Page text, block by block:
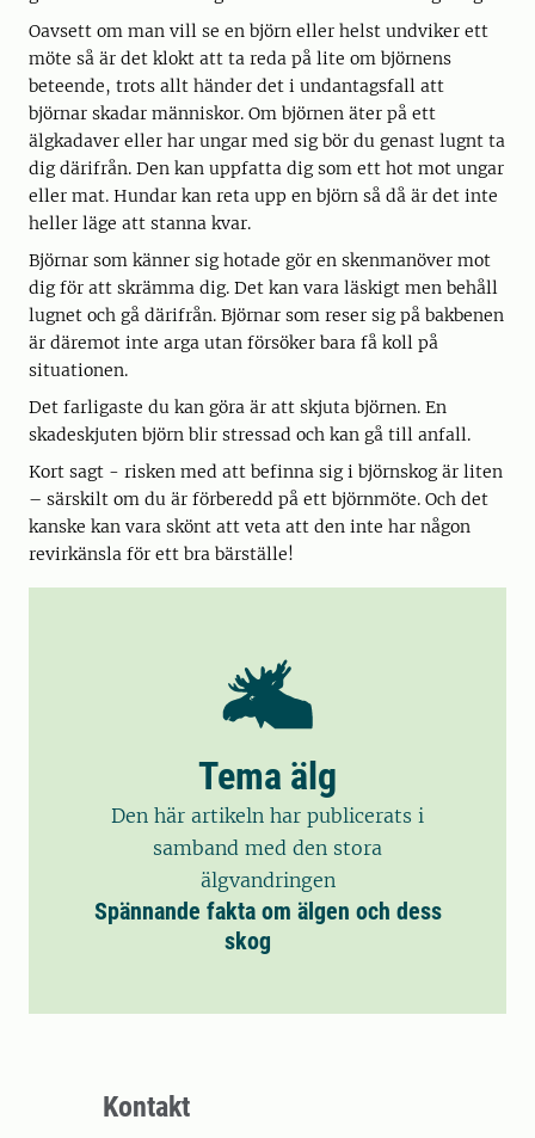
Oavsett om man vill se en björn eller helst undviker ett
möte så är det klokt att ta reda på lite om björnens
beteende, trots allt händer det i undantagsfall att
björnar skadar människor. Om björnen äter på ett
älgkadaver eller har ungar med sig bör du genast lugnt ta
dig därifrån. Den kan uppfatta dig som ett hot mot ungar
eller mat. Hundar kan reta upp en björn så då är det inte
heller läge att stanna kvar.
Björnar som känner sig hotade gör en skenmanöver mot
dig för att skrämma dig. Det kan vara läskigt men behåll
lugnet och gå därifrån. Björnar som reser sig på bakbenen
är däremot inte arga utan försöker bara få koll på
situationen.
Det farligaste du kan göra är att skjuta björnen. En
skadeskjuten björn blir stressad och kan gå till anfall.
Kort sagt - risken med att befinna sig i björnskog är liten
– särskilt om du är förberedd på ett björnmöte. Och det
kanske kan vara skönt att veta att den inte har någon
revirkänsla för ett bra bärställe!
Tema älg
Den här artikeln har publicerats i
samband med den stora
älgvandringen
Spännande fakta om älgen och dess
skog
Kontakt